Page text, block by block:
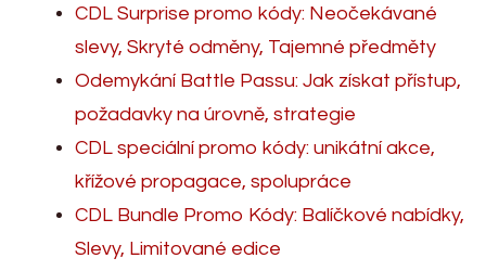
CDL Surprise promo kódy: Neočekávané
slevy, Skryté odměny, Tajemné předměty
Odemykání Battle Passu: Jak získat přístup,
požadavky na úrovně, strategie
CDL speciální promo kódy: unikátní akce,
křížové propagace, spolupráce
CDL Bundle Promo Kódy: Balíčkové nabídky,
Slevy, Limitované edice